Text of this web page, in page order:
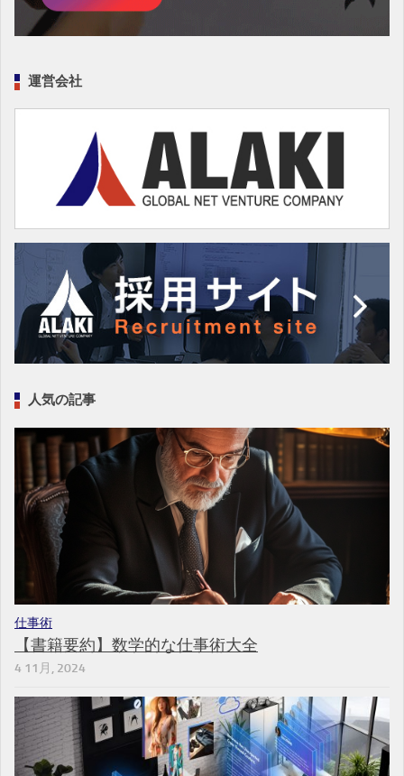
運営会社
人気の記事
仕事術
【書籍要約】数学的な仕事術大全
4 11月, 2024